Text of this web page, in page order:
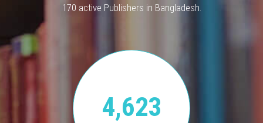
170 active Publishers in Bangladesh.
4,623